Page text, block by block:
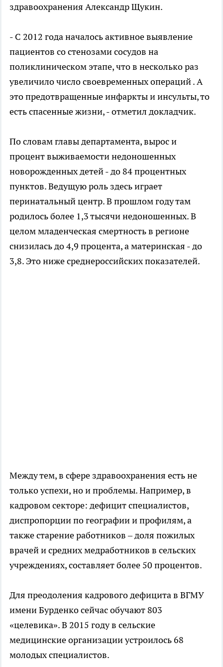
здравоохранения Александр Щукин.
- С 2012 года началось активное выявление
пациентов со стенозами сосудов на
поликлиническом этапе, что в несколько раз
увеличило число своевременных операций . А
это предотвращенные инфаркты и инсульты, то
есть спасенные жизни, - отметил докладчик.
По словам главы департамента, вырос и
процент выживаемости недоношенных
новорожденных детей - до 84 процентных
пунктов. Ведущую роль здесь играет
перинатальный центр. В прошлом году там
родилось более 1,3 тысячи недоношенных. В
целом младенческая смертность в регионе
снизилась до 4,9 процента, а материнская - до
3,8. Это ниже среднероссийских показателей.
Между тем, в сфере здравоохранения есть не
только успехи, но и проблемы. Например, в
кадровом секторе: дефицит специалистов,
диспропорции по географии и профилям, а
также старение работников – доля пожилых
врачей и средних медработников в сельских
учреждениях, составляет более 50 процентов.
Для преодоления кадрового дефицита в ВГМУ
имени Бурденко сейчас обучают 803
«целевика». В 2015 году в сельские
медицинские организации устроилось 68
молодых специалистов.